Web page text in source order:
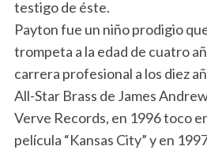
testigo de éste.
Payton fue un niño prodigio
trompeta a la edad de cuatro
carrera profesional a los diez
All-Star Brass de James
Verve Records, en 1996 toco
película “Kansas City” y en